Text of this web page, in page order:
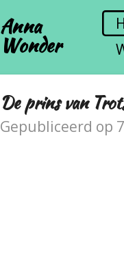
Anna
Wonder
De prins van
Gepubliceerd op